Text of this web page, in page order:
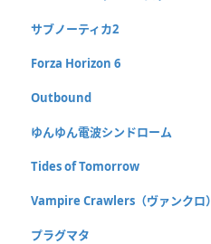
サブノーティカ2
Forza Horizon 6
Outbound
ゆんゆん電波シンドローム
Tides of Tomorrow
Vampire Crawlers（ヴァンクロ）
プラグマタ